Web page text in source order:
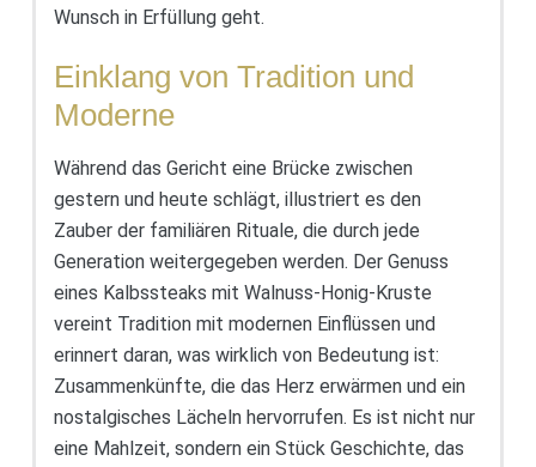
Wunsch in Erfüllung geht.
Einklang von Tradition und
Moderne
Während das Gericht eine Brücke zwischen
gestern und heute schlägt, illustriert es den
Zauber der familiären Rituale, die durch jede
Generation weitergegeben werden. Der Genuss
eines Kalbssteaks mit Walnuss-Honig-Kruste
vereint Tradition mit modernen Einflüssen und
erinnert daran, was wirklich von Bedeutung ist:
Zusammenkünfte, die das Herz erwärmen und ein
nostalgisches Lächeln hervorrufen. Es ist nicht nur
eine Mahlzeit, sondern ein Stück Geschichte, das